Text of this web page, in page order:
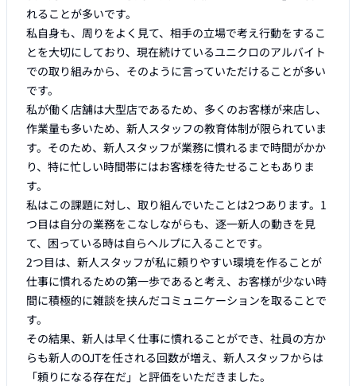
れることが多いです。
私自身も、周りをよく見て、相手の立場で考え行動をするこ
とを大切にしており、現在続けているユニクロのアルバイト
での取り組みから、そのように言っていただけることが多い
です。
私が働く店舗は大型店であるため、多くのお客様が来店し、
作業量も多いため、新人スタッフの教育体制が限られていま
す。そのため、新人スタッフが業務に慣れるまで時間がかか
り、特に忙しい時間帯にはお客様を待たせることもありま
す。
私はこの課題に対し、取り組んでいたことは2つあります。1
つ目は自分の業務をこなしながらも、逐一新人の動きを見
て、困っている時は自らヘルプに入ることです。
2つ目は、新人スタッフが私に頼りやすい環境を作ることが
仕事に慣れるための第一歩であると考え、お客様が少ない時
間に積極的に雑談を挟んだコミュニケーションを取ることで
す。
その結果、新人は早く仕事に慣れることができ、社員の方か
らも新人のOJTを任される回数が増え、新人スタッフからは
「頼りになる存在だ」と評価をいただきました。